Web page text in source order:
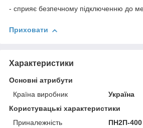
- сприяє безпечному підключенню до
Приховати
Характеристики
Основні атрибути
Країна виробник
Україна
Користувацькi характеристики
Приналежність
ПН2П-400